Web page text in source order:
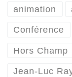
animation
Conférence
Hors Champ
Jean-Luc